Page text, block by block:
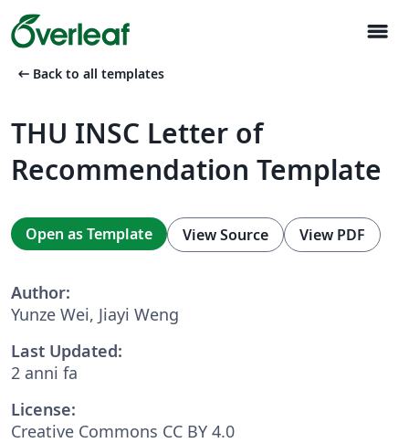
menu
arrow_left_alt Back to all templates
THU INSC Letter of
Recommendation Template
Open as Template View Source View PDF
Author:
Yunze Wei, Jiayi Weng
Last Updated:
2 anni fa
License:
Creative Commons CC BY 4.0